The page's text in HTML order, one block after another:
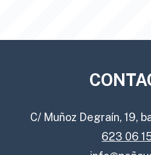
C/ Muñoz Degraín, 19,
623 06